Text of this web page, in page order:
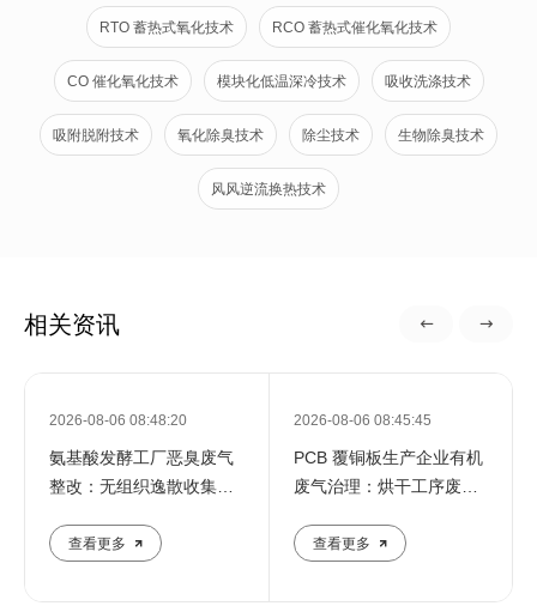
RTO 蓄热式氧化技术 RCO 蓄热式催化氧化技术
CO 催化氧化技术 模块化低温深冷技术 吸收洗涤技术
吸附脱附技术 氧化除臭技术 除尘技术 生物除臭技术
风风逆流换热技术
相关资讯
2026-08-06 08:48:20
氨基酸发酵工厂恶臭废气
整改：无组织逸散收集与
查看更多
2026-08-06 08:45:45
PCB 覆铜板生产企业有机
废气治理：烘干工序废气
查看更多